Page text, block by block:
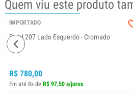
Quem viu este produto
IMPORTADO
Farol 207 Lado Esquerdo - Cromado
R$ 780,00
Em até 8x de R$ 97,50 s/juros